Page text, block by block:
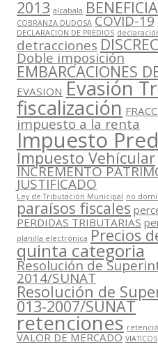
2013 alcabala
COBRANZA DUDOSA COVID-19
DECLARACIÓN DE PREDIOS
detracciones
Doble imposición
EMBARCACIONES
EVASION Evasión
fiscalización
impuesto a la renta
Impuesto
Impuesto Vehícular
INCREMENTO
JUSTIFICADO
Ley de Tributación Municipal no
paraísos fiscales
PERDIDAS TRIBUTARIAS
planilla electrónica Precios
quinta categoria
Resolución de
2014/SUNAT
Resolución de
013-2007/SUNAT
retenciones
VALOR DE MERCADO VIATICOS